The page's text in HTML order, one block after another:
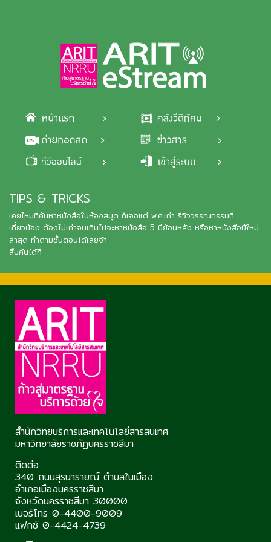
TIPS & TRICKS
เคยไหมที่ค้นหาหนังสือในห้องสมุด ก็เจอแต่ พ.ศ.เก่า รีวิววรรณกรรมที่
เกี่ยวข้อง ต้องไม่เก่าจนเกินไปจะหาหนังสือ 5 ปีย้อนหลัง หรือหาหนังสือปีใหม่
ล่าสุด ทำตามชั้นตอนได้เลยจ้า
สืบค้นได้ที่
สำนักวิทยบริการและเทคโนโลยีสารสนเทศ
มหาวิทยาลัยราชภัฏนครราชสีมา
ติดต่อ
340 ถนนสุรนารายณ์ ตำบลในเมือง
อำเภอเมืองนครราชสีมา
จังหวัดนครราชสีมา 30000
เบอร์โทร 0-4400-9009
แฟกซ์ 0-4424-4739